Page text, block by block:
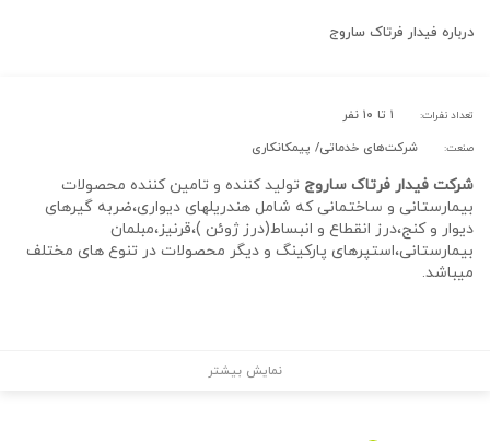
درباره فیدار فرتاک ساروج
تعداد نفرات: ۱ تا ۱۰ نفر
صنعت: شرکت‌های خدماتی/ پیمکانکاری
شرکت فیدار فرتاک ساروج تولید کننده و تامین کننده محصولات
بیمارستانی و ساختمانی که شامل هندریلهای دیواری،ضربه گیرهای
دیوار و کنج،درز انقطاع و انبساط(درز ژوئن )،قرنیز،مبلمان
بیمارستانی،استپرهای پارکینگ و دیگر محصولات در تنوع های مختلف
میباشد.
نمایش بیشتر